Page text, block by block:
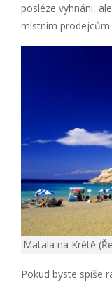
posléze vyhnáni,
místním prodejcům
Matala na Krétě
Pokud byste spíše